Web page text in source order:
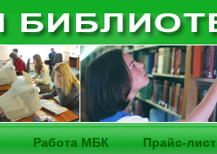
Работа МБК Прайс-лист